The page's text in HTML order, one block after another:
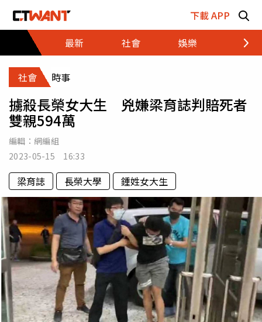
下載 APP
最新
社會 娛樂 財經
社會 時事
擄殺長榮女大生 兇嫌梁育誌判賠死者
雙親594萬
編輯： 網編組
2023-05-15 16:33
梁育誌 長榮大學 鍾姓女大生